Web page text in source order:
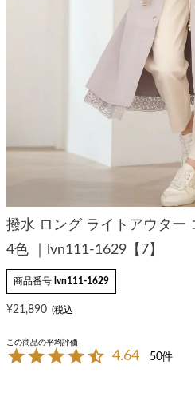
撥水 ロング ライトアウター
4色 ｜lvn111-1629【7】
商品番号 lvn111-1629
¥21,890
4.64 50